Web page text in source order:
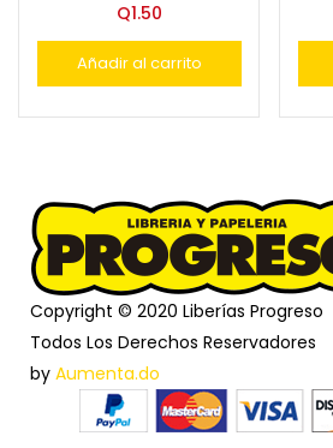
Q1.50
Añadir al carrito
Copyright © 2020 Liberías Progreso
Todos Los Derechos Reservadores
by Aumenta.do